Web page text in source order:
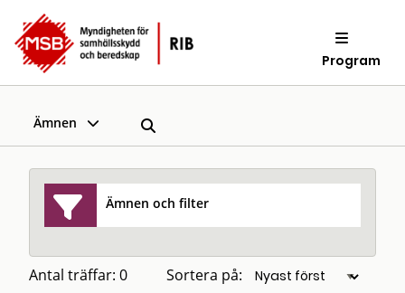
Program
Ämnen
Ämnen och filter
Antal träffar: 0 Sortera på: